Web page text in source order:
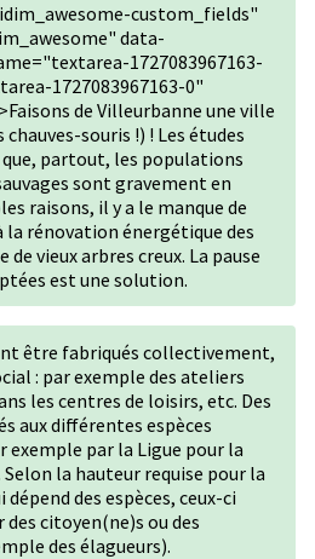
custom_fields"
data-
1727083967163-
1727083967163-0"
de Villeurbanne une ville
souris !) ! Les études
partout, les populations
sont gravement en
raisons, il y a le manque de
la rénovation énergétique des
vieux arbres creux. La pause
est une solution.
être fabriqués collectivement,
: par exemple des ateliers
les centres de loisirs, etc. Des
aux différentes espèces
par la Ligue pour la
la hauteur requise pour la
des espèces, ceux-ci
citoyen(ne)s ou des
des élagueurs).